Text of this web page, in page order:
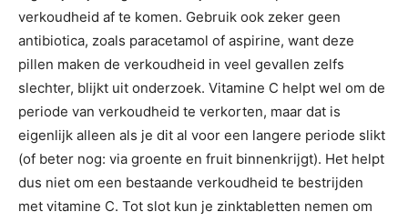
verkoudheid af te komen. Gebruik ook zeker geen
antibiotica, zoals paracetamol of aspirine, want deze
pillen maken de verkoudheid in veel gevallen zelfs
slechter, blijkt uit onderzoek. Vitamine C helpt wel om de
periode van verkoudheid te verkorten, maar dat is
eigenlijk alleen als je dit al voor een langere periode slikt
(of beter nog: via groente en fruit binnenkrijgt). Het helpt
dus niet om een bestaande verkoudheid te bestrijden
met vitamine C. Tot slot kun je zinktabletten nemen om